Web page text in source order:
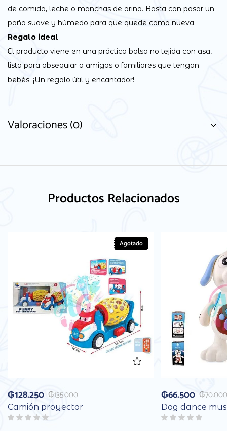
de comida, leche o manchas de orina. Basta con pasar un
paño suave y húmedo para que quede como nueva.
Regalo ideal
El producto viene en una práctica bolsa no tejida con asa,
lista para obsequiar a amigos o familiares que tengan
bebés. ¡Un regalo útil y encantador!
Valoraciones (0)
Productos Relacionados
Agotado
₲135.000
₲128.250
Camión proyector
₲70.000
₲66.500
Dog dance